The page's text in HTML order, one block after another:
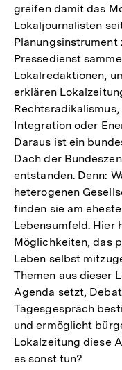
greifen damit das
Lokaljournalisten
Planungsinstrument
Pressedienst
Lokalredaktionen,
erklären
Integration oder
Daraus ist ein
Dach der
entstanden. Denn:
heterogenen
finden sie am
Lebensumfeld. Hier
Möglichkeiten, das
Leben selbst
Themen aus dieser
Agenda setzt,
Tagesgespräch
und ermöglicht
Lokalzeitung diese
es sonst tun?